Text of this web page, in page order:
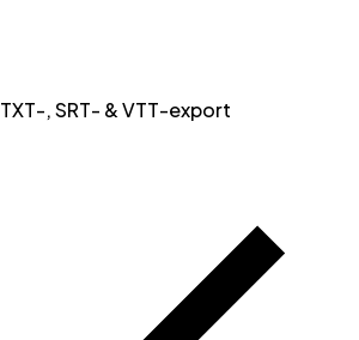
TXT-, SRT- & VTT-export